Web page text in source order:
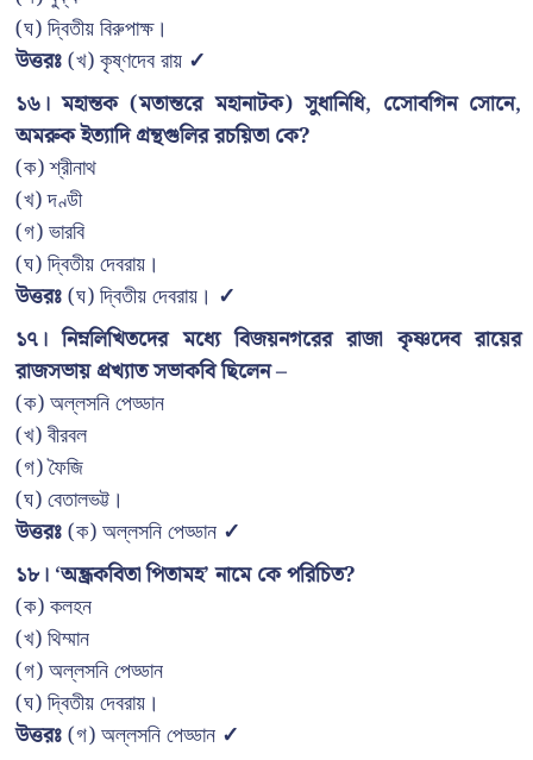
(ঘ) দ্বিতীয় বিরুপাক্ষ।
উত্তরঃ(খ) কৃষ্ণদেব রায় ✓
১৬। মহান্তক (মতান্তরে মহানাটক) সুধানিধি, সোেবগিন সোনে,
অমরুক ইত্যাদি গ্রন্থগুলির রচয়িতা কে?
(ক) শ্রীনাথ
(খ) দণ্ডী
(গ) ভারবি
(ঘ) দ্বিতীয় দেবরায়।
উত্তরঃ(ঘ) দ্বিতীয় দেবরায়। ✓
১৭। নিম্নলিখিতদের মধ্যে বিজয়নগরের রাজা কৃষ্ণদেব রায়ের
রাজসভায় প্রখ্যাত সভাকবি ছিলেন –
(ক) অল্লসনি পেড্ডান
(খ) বীরবল
(গ) ফৈজি
(ঘ) বেতালভট্ট।
উত্তরঃ(ক) অল্লসনি পেড্ডান ✓
১৮। ‘অন্ধ্রকবিতা পিতামহ’ নামে কে পরিচিত?
(ক) কলহন
(খ) থিম্মান
(গ) অল্লসনি পেড্ডান
(ঘ) দ্বিতীয় দেবরায়।
উত্তরঃ(গ) অল্লসনি পেড্ডান ✓